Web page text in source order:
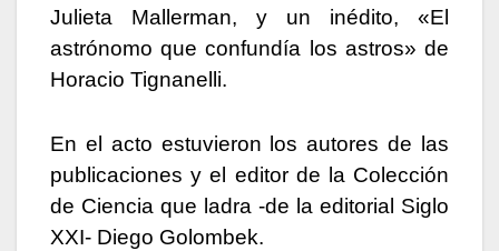
Julieta Mallerman, y un inédito, «El
astrónomo que confundía los astros» de
Horacio Tignanelli.
En el acto estuvieron los autores de las
publicaciones y el editor de la Colección
de Ciencia que ladra -de la editorial Siglo
XXI- Diego Golombek.